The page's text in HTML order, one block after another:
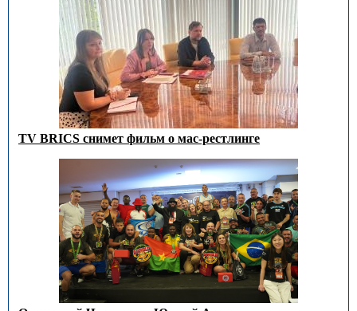
TV BRICS снимет фильм о мас-рестлинге